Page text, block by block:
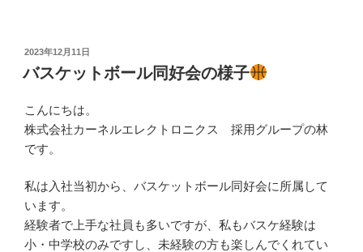
投
日:
2023年12月11日
バスケットボール同好会の様子
こんにちは。
株式会社カーネルエレクトロニクス 採用グループの林
です。
私は入社当初から、バスケットボール同好会に所属して
います。
経験者で上手な社員も多いですが、私もバスケ経験は
小・中学校のみですし、未経験の方も楽しんでくれてい